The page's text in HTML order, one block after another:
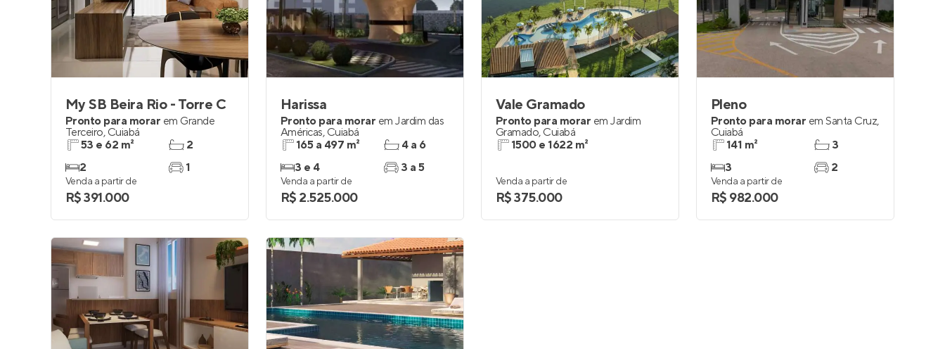
My SB Beira Rio - Torre C
Pronto para morar em Grande
Terceiro, Cuiabá
53 e 62 m²
2
2
1
Venda a partir de
R$ 391.000
Harissa
Pronto para morar em Jardim das
Américas, Cuiabá
165 a 497 m²
3 e 4
4 a 6
3 a 5
Venda a partir de
R$ 2.525.000
Vale Gramado
Pronto para morar em Jardim
Gramado, Cuiabá
1500 e 1622 m²
Venda a partir de
R$ 375.000
Pleno
Pronto para morar em Santa Cruz,
Cuiabá
141 m²
3
3
2
Venda a partir de
R$ 982.000